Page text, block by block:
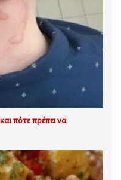
πότε πρέπει να